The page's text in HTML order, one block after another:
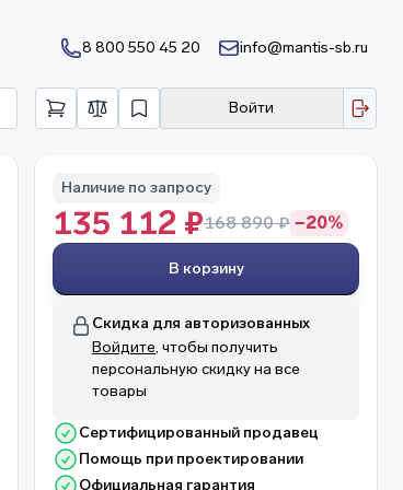
8 800 550 45 20 info@mantis-sb.ru
Войти
Наличие по запросу
135 112 ₽168 890 ₽ −20%
В корзину
Скидка для авторизованных
Войдите, чтобы получить
персональную скидку на все
товары
Сертифицированный продавец
Помощь при проектировании
Официальная гарантия